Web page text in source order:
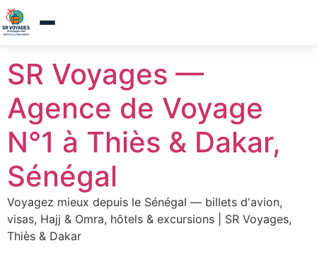
au
contenu
SR Voyages —
Agence de Voyage
N°1 à Thiès & Dakar,
Sénégal
Voyagez mieux depuis le Sénégal — billets d'avion,
visas, Hajj & Omra, hôtels & excursions | SR Voyages,
Thiès & Dakar